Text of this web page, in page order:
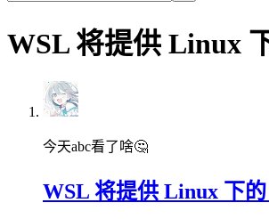
WSL 将提供 Linux
今天abc看了啥🤔
WSL 将提供 Linux 下